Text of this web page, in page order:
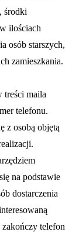
środki
ilościach
osób starszych,
zamieszkania.
treści maila
telefonu.
z osobą objętą
na podstawie
dostarczenia
zakończy telefon